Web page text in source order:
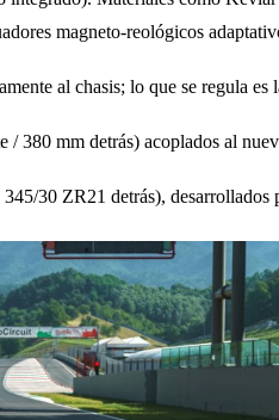
magneto-reológicos
al chasis; lo que se regula es
380 mm detrás) acoplados al
30 ZR21 detrás), desarrollados